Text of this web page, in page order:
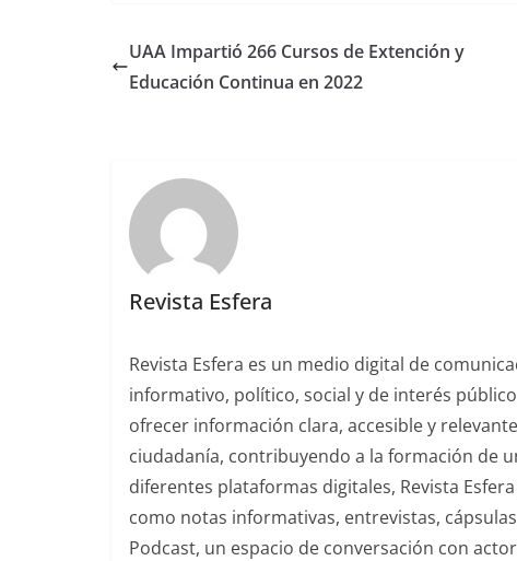
UAA Impartió 266 Cursos de Extención y
Educación Continua en 2022
Revista Esfera
Revista Esfera es un medio digital de
informativo, político, social y de interés
ofrecer información clara, accesible y
ciudadanía, contribuyendo a la formación de
diferentes plataformas digitales, Revista
como notas informativas, entrevistas,
Podcast, un espacio de conversación con